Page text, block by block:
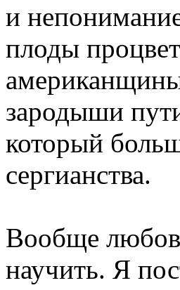
и
плоды
зародыши
который
сергианства.
Вообще
научить. Я